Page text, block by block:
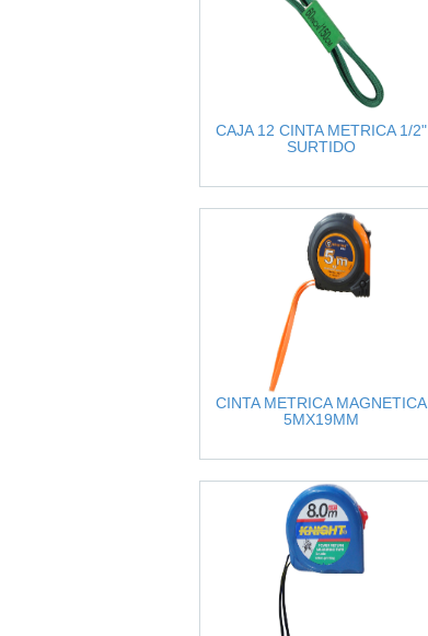
CAJA 12 CINTA METRICA 1/2"
SURTIDO
CINTA METRICA MAGNETICA
5MX19MM